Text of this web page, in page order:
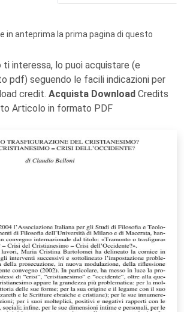
in anteprima la prima pagina di questo
interessa, lo puoi acquistare (e
pdf) seguendo le facili indicazioni per
credit. Acquista Download Credits
Articolo in formato PDF